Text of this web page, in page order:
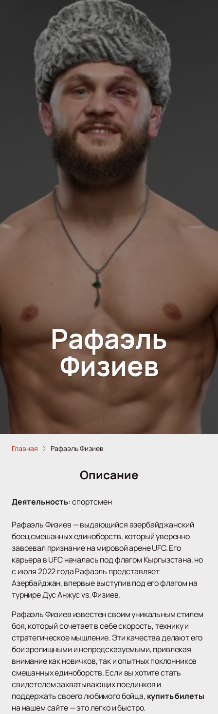
Рафаэль
Физиев
Главная Рафаэль Физиев
Описание
Деятельность:спортсмен
Рафаэль Физиев — выдающийся азербайджанский
боец смешанных единоборств, который уверенно
завоевал признание на мировой арене UFC. Его
карьера в UFC началась под флагом Кыргызстана, но
с июля 2022 года Рафаэль представляет
Азербайджан, впервые выступив под его флагом на
турнире Дус Анжус vs. Физиев.
Рафаэль Физиев известен своим уникальным стилем
боя, который сочетает в себе скорость, технику и
стратегическое мышление. Эти качества делают его
бои зрелищными и непредсказуемыми, привлекая
внимание как новичков, так и опытных поклонников
смешанных единоборств. Если вы хотите стать
свидетелем захватывающих поединков и
поддержать своего любимого бойца, купить билеты
на нашем сайте — это легко и быстро.